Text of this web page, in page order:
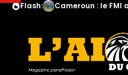
Flash: Cameroun : le